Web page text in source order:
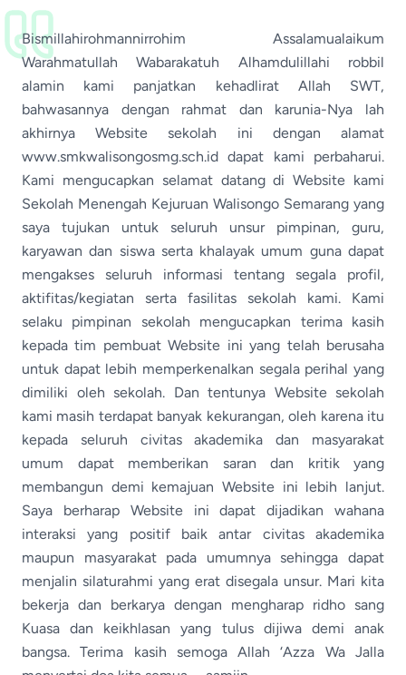
Bismillahirohmannirrohim Assalamualaikum
Warahmatullah Wabarakatuh Alhamdulillahi robbil
alamin kami panjatkan kehadlirat Allah SWT,
bahwasannya dengan rahmat dan karunia-Nya lah
akhirnya Website sekolah ini dengan alamat
www.smkwalisongosmg.sch.id dapat kami perbaharui.
Kami mengucapkan selamat datang di Website kami
Sekolah Menengah Kejuruan Walisongo Semarang yang
saya tujukan untuk seluruh unsur pimpinan, guru,
karyawan dan siswa serta khalayak umum guna dapat
mengakses seluruh informasi tentang segala profil,
aktifitas/kegiatan serta fasilitas sekolah kami. Kami
selaku pimpinan sekolah mengucapkan terima kasih
kepada tim pembuat Website ini yang telah berusaha
untuk dapat lebih memperkenalkan segala perihal yang
dimiliki oleh sekolah. Dan tentunya Website sekolah
kami masih terdapat banyak kekurangan, oleh karena itu
kepada seluruh civitas akademika dan masyarakat
umum dapat memberikan saran dan kritik yang
membangun demi kemajuan Website ini lebih lanjut.
Saya berharap Website ini dapat dijadikan wahana
interaksi yang positif baik antar civitas akademika
maupun masyarakat pada umumnya sehingga dapat
menjalin silaturahmi yang erat disegala unsur. Mari kita
bekerja dan berkarya dengan mengharap ridho sang
Kuasa dan keikhlasan yang tulus dijiwa demi anak
bangsa. Terima kasih semoga Allah ‘Azza Wa Jalla